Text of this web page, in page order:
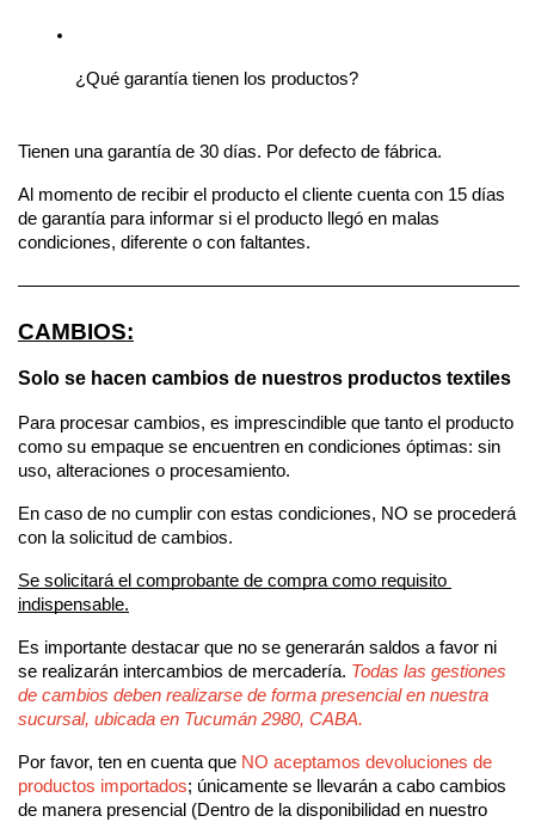
¿Qué garantía tienen los productos?
Tienen una garantía de 30 días. Por defecto de fábrica.
Al momento de recibir el producto el cliente cuenta con 15 días
de garantía para informar si el producto llegó en malas
condiciones, diferente o con faltantes.
————————————————————————————
CAMBIOS:
Solo se hacen cambios de nuestros productos textiles
Para procesar cambios, es imprescindible que tanto el producto
como su empaque se encuentren en condiciones óptimas: sin
uso, alteraciones o procesamiento.
En caso de no cumplir con estas condiciones, NO se procederá
con la solicitud de cambios.
Se solicitará el comprobante de compra como requisito
indispensable.
Es importante destacar que no se generarán saldos a favor ni
se realizarán intercambios de mercadería. Todas las gestiones
de cambios deben realizarse de forma presencial en nuestra
sucursal, ubicada en Tucumán 2980, CABA.
Por favor, ten en cuenta que NO aceptamos devoluciones de
productos importados; únicamente se llevarán a cabo cambios
de manera presencial (Dentro de la disponibilidad en nuestro